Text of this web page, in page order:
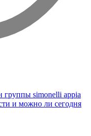
группы simonelli appia
и можно ли сегодня